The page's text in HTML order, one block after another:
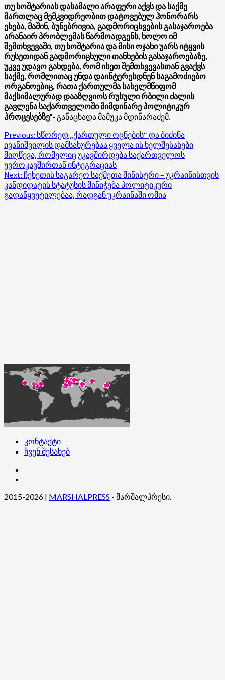
თუ ხოშტარიას დასამალი არაფერი აქვს და საქმე
მართლაც მემკვიდრეობით დატოვებულ ჰონორარს
ეხება, მაშინ, ბუნებრივია, გადმორიცხვების გასაჯაროება
არანაირ პრობლემას წარმოადგენს, ხოლო იმ
შემთხვევაში, თუ ხოშტარია და მისი ოჯახი უარს იტყვის
რუსეთიდან გადმორიცხული თანხების გასაჯაროებაზე,
უკვე უდავო გახდება, რომ ისეთ შემთხვევასთან გვაქვს
საქმე, რომლითაც უნდა დაინტერესდნენ საგამოძიებო
ორგანოებიც, რათა ქართულმა სახელმწიფომ
მაქსიმალურად დააზღვიოს რუსული რბილი ძალის
გავლენა საქართველოში მიმდინარე პოლიტიკურ
პროცესებზე”- განაცხადა მამუკა მდინარაძემ.
Post
navigation
Previous: სწორედ „ქართული ოცნების“ და ბიძინა
ივანიშვილის დამსახურებაა ყველა ის ხელშესახები
მიღწევა, რომელიც უკავშირდება საქართველოს
ევროკავშირთან ინტეგრაციას
Next: ჩეხეთის საგარეო საქმეთა მინისტრი – უკრაინისთვის
კანდიდატის სტატუსის მინიჭება პოლიტიკური
გადაწყვეტილებაა, რადგან უკრაინაში ომია
კონტაქტი
ჩვენ შესახებ
2015-2026 | MARSHALPRESS - მარშალპრესი.